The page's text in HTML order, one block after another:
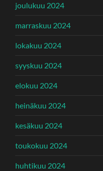
joulukuu 2024
marraskuu 2024
lokakuu 2024
syyskuu 2024
elokuu 2024
heinäkuu 2024
kesäkuu 2024
toukokuu 2024
huhtikuu 2024